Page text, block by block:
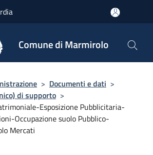
Comune di Marmirolo
> Documenti e dati >
di supporto >
Esposizione Pubblicitaria-
Occupazione suolo Pubblico-
Mercati